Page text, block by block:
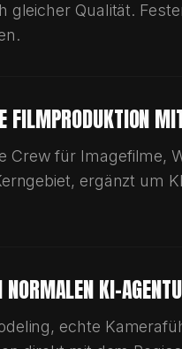
Qualität.
Crew für Imagefilme,
ergänzt um
KI-
echte